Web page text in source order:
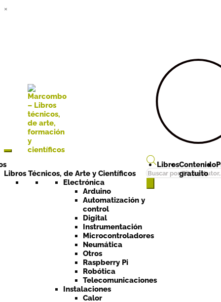
×
Búsqueda
de
Libros Técnicos, de Arte y Científicos
Electrónica
Arduino
Automatización y
control
Digital
Instrumentación
Microcontroladores
Neumática
Otros
Raspberry Pi
Robótica
Telecomunicaciones
Instalaciones
Calor
LibrosContenido
gratuito